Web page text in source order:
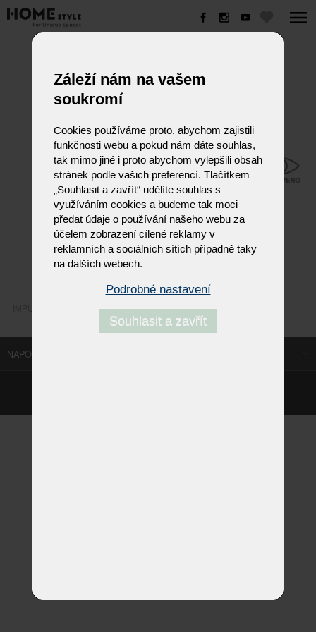
NAPOSLEDY NAVŠTÍVENÉ ODKAZY
Záleží nám na vašem
soukromí
Cookies používáme proto, abychom zajistili
funkčnosti webu a pokud nám dáte souhlas,
tak mimo jiné i proto abychom vylepšili obsah
stránek podle vašich preferencí. Tlačítkem
„Souhlasit a zavřít“ udělíte souhlas s
využíváním cookies a budeme tak moci
předat údaje o používání našeho webu za
účelem zobrazení cílené reklamy v
reklamních a sociálních sítích případně taky
na dalších webech.
Podrobné nastavení
Souhlasit a zavřít